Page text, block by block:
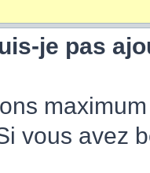
je pas
vous avez